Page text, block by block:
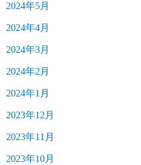
2024年5月
2024年4月
2024年3月
2024年2月
2024年1月
2023年12月
2023年11月
2023年10月